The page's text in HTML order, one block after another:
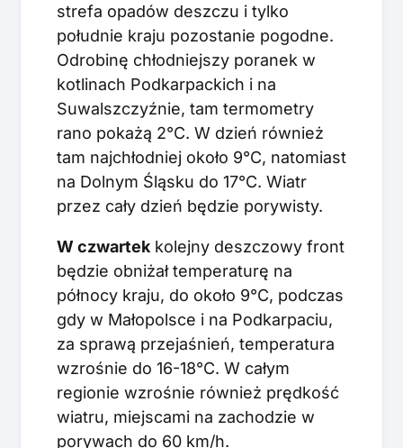
strefa opadów deszczu i tylko
południe kraju pozostanie pogodne.
Odrobinę chłodniejszy poranek w
kotlinach Podkarpackich i na
Suwalszczyźnie, tam termometry
rano pokażą 2°C. W dzień również
tam najchłodniej około 9°C, natomiast
na Dolnym Śląsku do 17°C. Wiatr
przez cały dzień będzie porywisty.
W czwartek kolejny deszczowy front
będzie obniżał temperaturę na
północy kraju, do około 9°C, podczas
gdy w Małopolsce i na Podkarpaciu,
za sprawą przejaśnień, temperatura
wzrośnie do 16-18°C. W całym
regionie wzrośnie również prędkość
wiatru, miejscami na zachodzie w
porywach do 60 km/h.